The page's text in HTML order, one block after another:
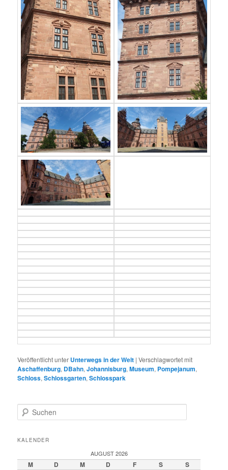
Veröffentlicht unter Unterwegs in der Welt |Verschlagwortet mit
Aschaffenburg, DBahn,Johannisburg,Museum, Pompejanum,
Schloss,Schlossgarten,Schlosspark
u
h
KALENDER
AUGUST 2026
M D M D F S S